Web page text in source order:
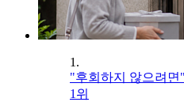
1.
"후회하지 않으려면
1위